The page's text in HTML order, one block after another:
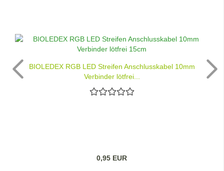
BIOLEDEX RGB LED Streifen Anschlusskabel 10mm
Verbinder lötfrei...
0,95 EUR